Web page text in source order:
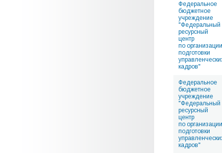
Федеральное
бюджетное
учреждение
"Федеральный
ресурсный
центр
по организации
подготовки
кадров"
Федеральное
бюджетное
учреждение
"Федеральный
ресурсный
центр
по организации
подготовки
кадров"